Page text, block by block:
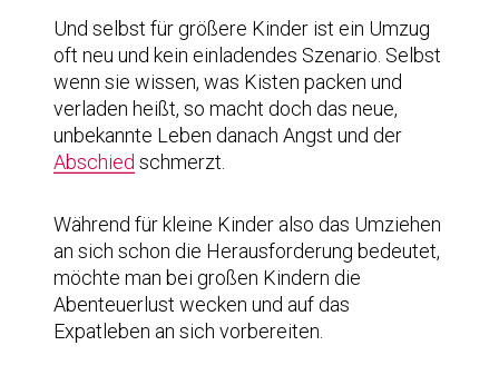
Und selbst für größere Kinder ist ein Umzug
oft neu und kein einladendes Szenario. Selbst
wenn sie wissen, was Kisten packen und
verladen heißt, so macht doch das neue,
unbekannte Leben danach Angst und der
Abschied schmerzt.
Während für kleine Kinder also das Umziehen
an sich schon die Herausforderung bedeutet,
möchte man bei großen Kindern die
Abenteuerlust wecken und auf das
Expatleben an sich vorbereiten.